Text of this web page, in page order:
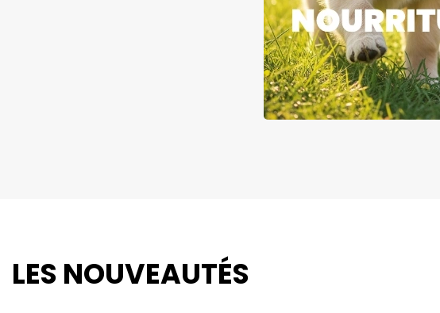
LES NOUVEAUTÉS